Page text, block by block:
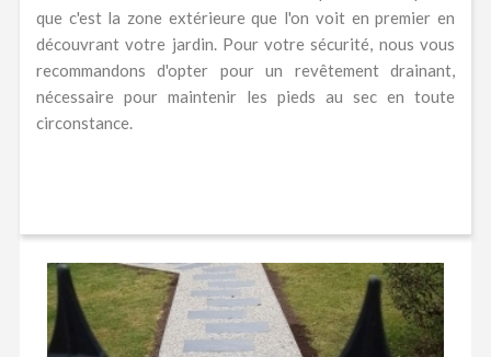
que c'est la zone extérieure que l'on voit en premier en
découvrant votre jardin. Pour votre sécurité, nous vous
recommandons d'opter pour un revêtement drainant,
nécessaire pour maintenir les pieds au sec en toute
circonstance.